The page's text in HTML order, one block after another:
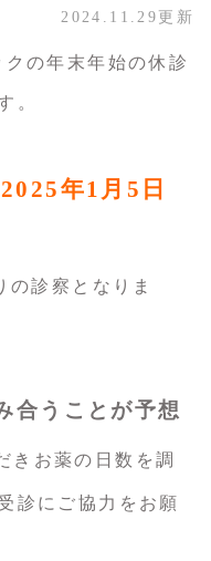
2024.11.29更新
の年末年始の休診
。
年1月5日
診察となりま
合うことが予想
きお薬の日数を調
診にご協力をお願